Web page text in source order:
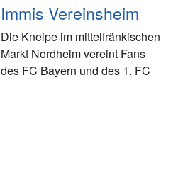
Immis Vereinsheim
Die Kneipe im mittelfränkischen
Markt Nordheim vereint Fans
des FC Bayern und des 1. FC